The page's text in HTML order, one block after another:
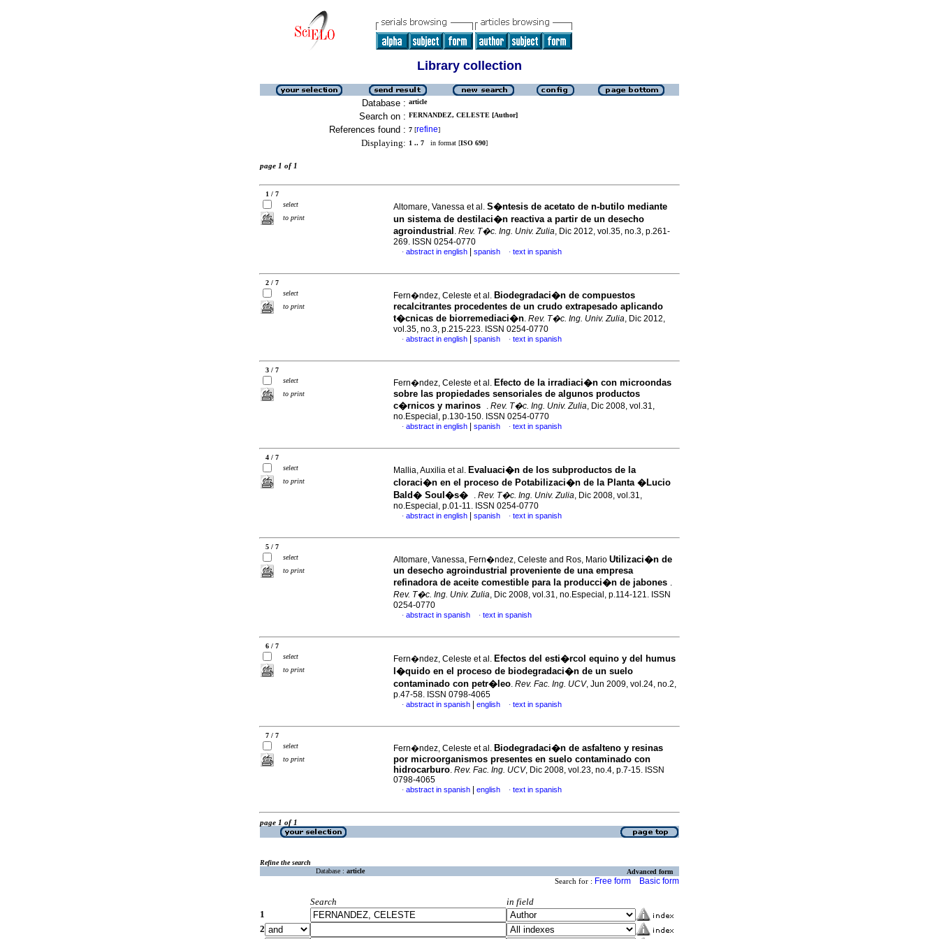
Library collection
Database : article
Search on : FERNANDEZ, CELESTE [Author]
References found : 7 [refine]
Displaying: 1 .. 7 in format [ISO 690]
page 1 of 1
1 / 7
select
to print
Altomare, Vanessa et al. S�ntesis de acetato de n-butilo mediante
un sistema de destilaci�n reactiva a partir de un desecho
agroindustrial . Rev. T�c. Ing. Univ. Zulia, Dic 2012, vol.35, no.3, p.261-
269. ISSN 0254-0770
· abstract in english spanish · text in spanish
2 / 7
select
to print
Fern�ndez, Celeste et al. Biodegradaci�n de compuestos
recalcitrantes procedentes de un crudo extrapesado aplicando
t�cnicas de biorremediaci�n. Rev. T�c. Ing. Univ. Zulia, Dic 2012,
vol.35, no.3, p.215-223. ISSN 0254-0770
· abstract in english spanish · text in spanish
3 / 7
select
to print
Fern�ndez, Celeste et al. Efecto de la irradiaci�n con microondas
sobre las propiedades sensoriales de algunos productos
c�rnicos y marinos
. Rev. T�c. Ing. Univ. Zulia, Dic 2008, vol.31,
no.Especial, p.130-150. ISSN 0254-0770
· abstract in english spanish · text in spanish
4 / 7
select
to print
Mallia, Auxilia et al. Evaluaci�n de los subproductos de la
cloraci�n en el proceso de Potabilizaci�n de la Planta �Lucio
Bald� Soul�s�
. Rev. T�c. Ing. Univ. Zulia, Dic 2008, vol.31,
no.Especial, p.01-11. ISSN 0254-0770
· abstract in english spanish · text in spanish
5 / 7
select
to print
Altomare, Vanessa, Fern�ndez, Celeste and Ros, Mario Utilizaci�n de
un desecho agroindustrial proveniente de una empresa
refinadora de aceite comestible para la producci�n de jabones .
Rev. T�c. Ing. Univ. Zulia, Dic 2008, vol.31, no.Especial, p.114-121. ISSN
0254-0770
· abstract in spanish · text in spanish
6 / 7
select
to print
Fern�ndez, Celeste et al. Efectos del esti�rcol equino y del humus
l�quido en el proceso de biodegradaci�n de un suelo
contaminado con petr�leo. Rev. Fac. Ing. UCV, Jun 2009, vol.24, no.2,
p.47-58. ISSN 0798-4065
· abstract in spanish english · text in spanish
7 / 7
select
to print
Fern�ndez, Celeste et al. Biodegradaci�n de asfalteno y resinas
por microorganismos presentes en suelo contaminado con
hidrocarburo. Rev. Fac. Ing. UCV, Dic 2008, vol.23, no.4, p.7-15. ISSN
0798-4065
· abstract in spanish english · text in spanish
page 1 of 1
Refine the search
Database : article Advanced form
Search for : Free form Basic form
Search
in field
1
2